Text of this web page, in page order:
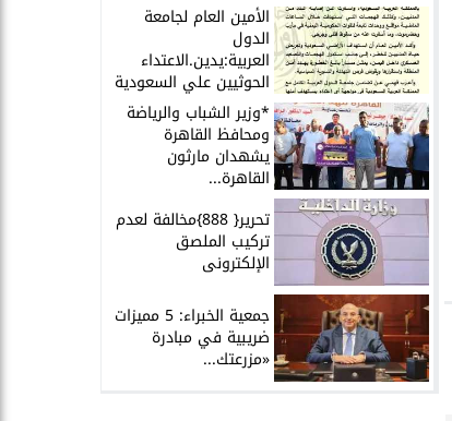
الأمين العام لجامعة
الدول
العربية:يدين.الاعتداء
الحوثيين علي السعودية
*وزير الشباب والرياضة
ومحافظ القاهرة
يشهدان مارثون
القاهرة...
تحرير{ 888}مخالفة لعدم
تركيب الملصق
الإلكترونى
جمعية الخبراء: 5 مميزات
ضريبية في مبادرة
«مزرعتك...